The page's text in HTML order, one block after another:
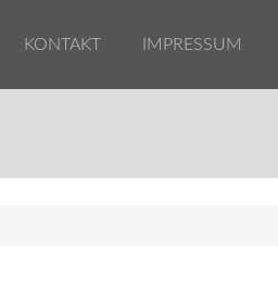
KONTAKT IMPRESSUM